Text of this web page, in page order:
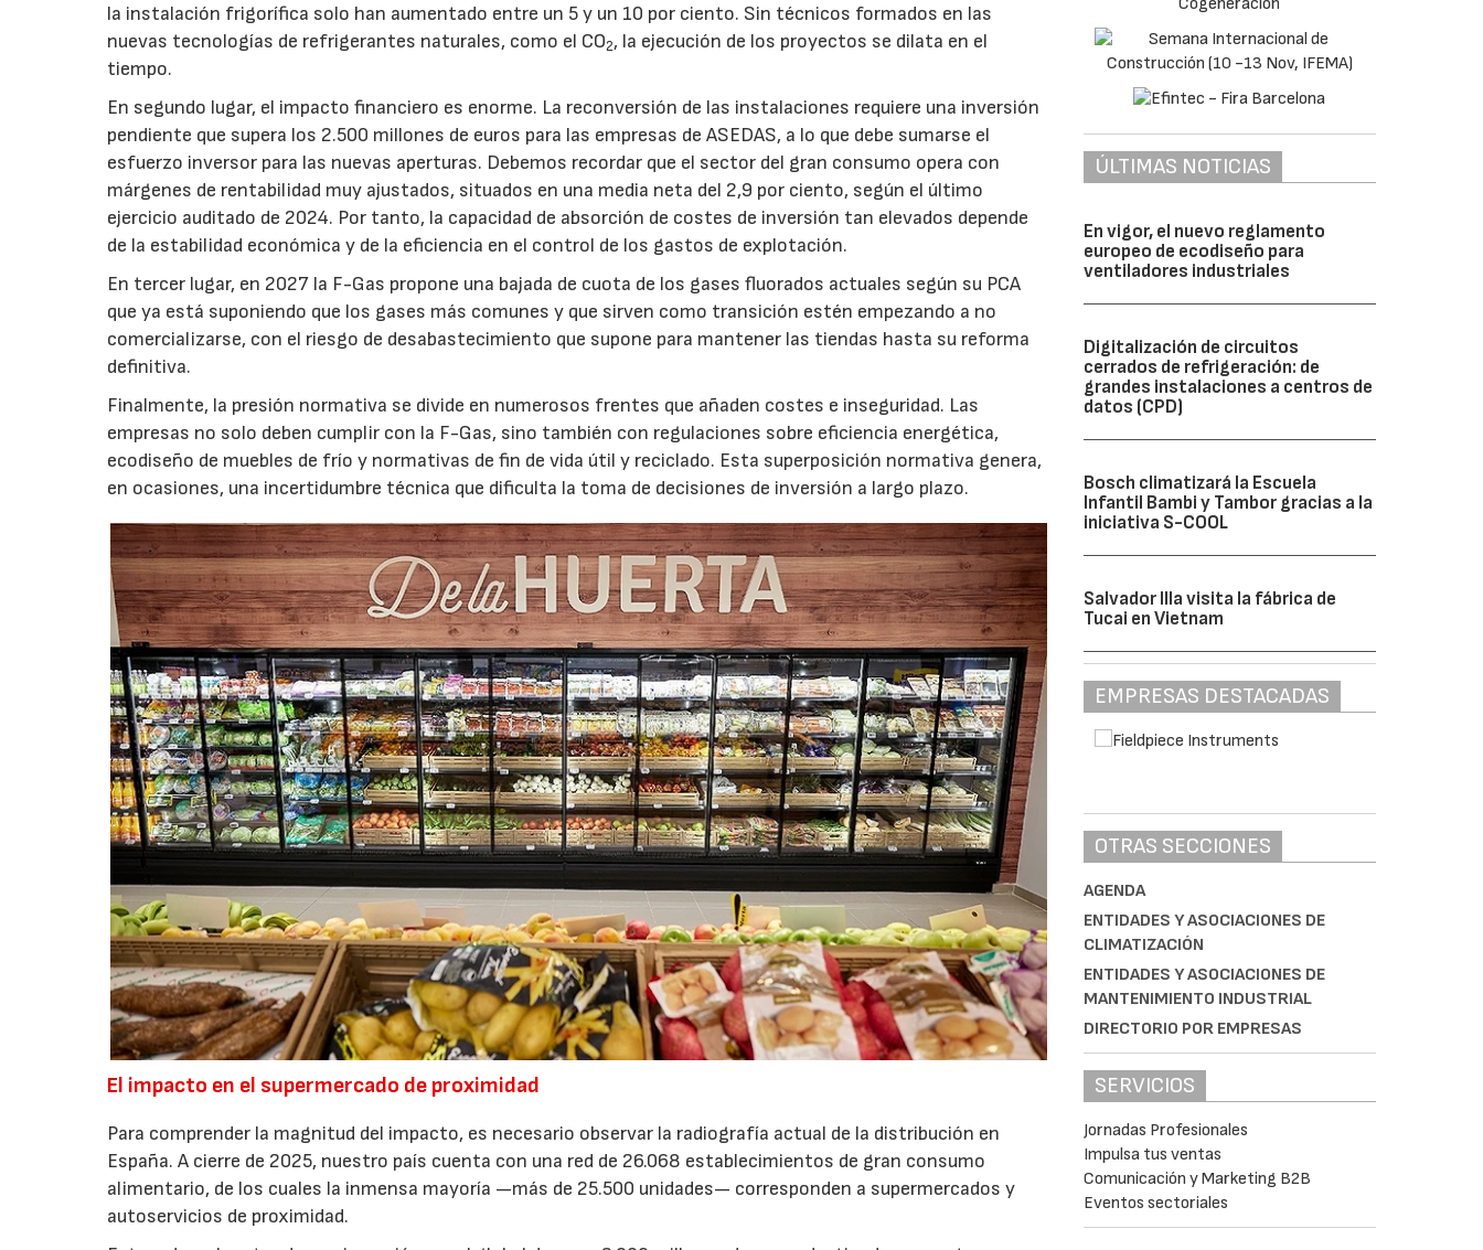
la instalación frigorífica solo han aumentado entre un 5 y un 10 por ciento. Sin técnicos formados en las
nuevas tecnologías de refrigerantes naturales, como el CO2, la ejecución de los proyectos se dilata en el
tiempo.
En segundo lugar, el impacto financiero es enorme. La reconversión de las instalaciones requiere una inversión
pendiente que supera los 2.500 millones de euros para las empresas de ASEDAS, a lo que debe sumarse el
esfuerzo inversor para las nuevas aperturas. Debemos recordar que el sector del gran consumo opera con
márgenes de rentabilidad muy ajustados, situados en una media neta del 2,9 por ciento, según el último
ejercicio auditado de 2024. Por tanto, la capacidad de absorción de costes de inversión tan elevados depende
de la estabilidad económica y de la eficiencia en el control de los gastos de explotación.
En tercer lugar, en 2027 la F-Gas propone una bajada de cuota de los gases fluorados actuales según su PCA
que ya está suponiendo que los gases más comunes y que sirven como transición estén empezando a no
comercializarse, con el riesgo de desabastecimiento que supone para mantener las tiendas hasta su reforma
definitiva.
Finalmente, la presión normativa se divide en numerosos frentes que añaden costes e inseguridad. Las
empresas no solo deben cumplir con la F-Gas, sino también con regulaciones sobre eficiencia energética,
ecodiseño de muebles de frío y normativas de fin de vida útil y reciclado. Esta superposición normativa genera,
en ocasiones, una incertidumbre técnica que dificulta la toma de decisiones de inversión a largo plazo.
El impacto en el supermercado de proximidad
Para comprender la magnitud del impacto, es necesario observar la radiografía actual de la distribución en
España. A cierre de 2025, nuestro país cuenta con una red de 26.068 establecimientos de gran consumo
alimentario, de los cuales la inmensa mayoría —más de 25.500 unidades— corresponden a supermercados y
autoservicios de proximidad.
ÚLTIMAS NOTICIAS
En vigor, el nuevo reglamento
europeo de ecodiseño para
ventiladores industriales
Digitalización de circuitos
cerrados de refrigeración: de
grandes instalaciones a centros de
datos (CPD)
Bosch climatizará la Escuela
Infantil Bambi y Tambor gracias a la
iniciativa S-COOL
Salvador Illa visita la fábrica de
Tucai en Vietnam
EMPRESAS DESTACADAS
OTRAS SECCIONES
AGENDA
ENTIDADES Y ASOCIACIONES DE
CLIMATIZACIÓN
ENTIDADES Y ASOCIACIONES DE
MANTENIMIENTO INDUSTRIAL
DIRECTORIO POR EMPRESAS
SERVICIOS
Jornadas Profesionales
Impulsa tus ventas
Comunicación y Marketing B2B
Eventos sectoriales